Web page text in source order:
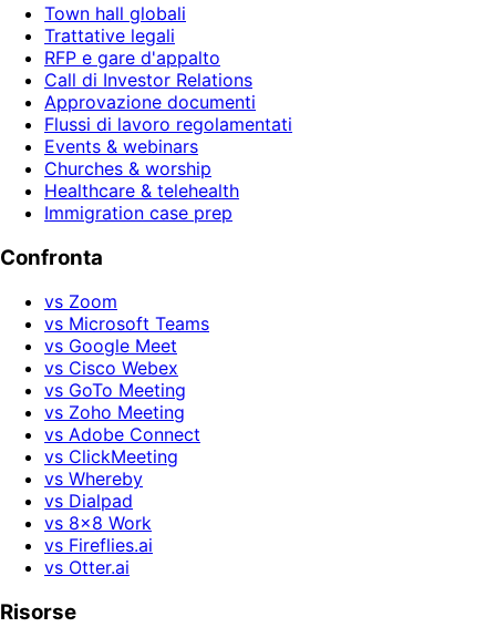
Town hall globali
Trattative legali
RFP e gare d'appalto
Call di Investor Relations
Approvazione documenti
Flussi di lavoro regolamentati
Events & webinars
Churches & worship
Healthcare & telehealth
Immigration case prep
Confronta
vs Zoom
vs Microsoft Teams
vs Google Meet
vs Cisco Webex
vs GoTo Meeting
vs Zoho Meeting
vs Adobe Connect
vs ClickMeeting
vs Whereby
vs Dialpad
vs 8x8 Work
vs Fireflies.ai
vs Otter.ai
Risorse